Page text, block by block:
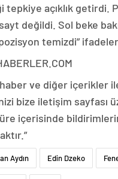
tepkiye açıklık getirdi.
değildi. Sol beke
temizdi”
haber ve diğer içerikler
bize iletişim sayfası
içerisinde
Aydın Edin Dzeko